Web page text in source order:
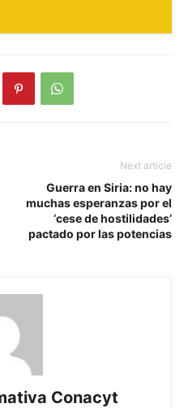
Next article
Guerra en Siria: no hay
muchas esperanzas por el
‘cese de hostilidades’
pactado por las potencias
Conacyt